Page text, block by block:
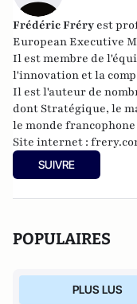
Frédéric Fréry est
European Executive
Il est membre de
l'innovation et la
Il est l'auteur de
dontStratégique, le
le monde francophone
Site internet :
SUIVRE
POPULAIRES
PLUS LUS